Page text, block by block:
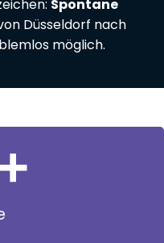
Spontane
Düsseldorf nach
möglich.
+